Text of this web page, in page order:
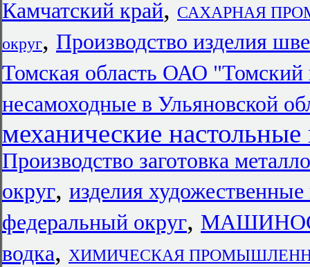
Камчатский край, САХАРНАЯ
округ, Производство изделия
Томская область ОАО "Томский
несамоходные в Ульяновской
механические
Производство заготовка
округ, изделия
федеральный округ,
водка, ХИМИЧЕСКАЯ